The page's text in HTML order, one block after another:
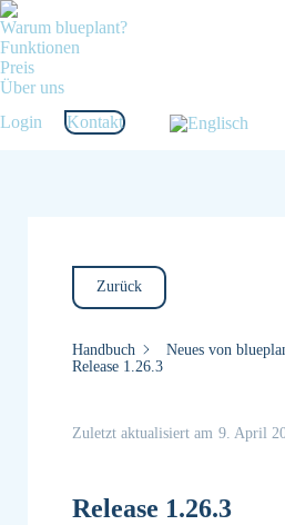
Warum blueplant?
Funktionen
Preis
Über uns
Login
Kontakt
Zurück
Handbuch Neues von
Release 1.26.3
Release 1.26.3
Zuletzt aktualisiert am 9. April